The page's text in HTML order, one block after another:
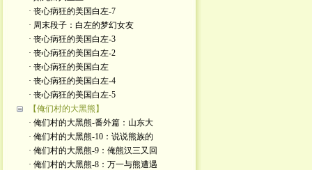
· 丧心病狂的美国白左-7
· 周末段子：白左的梦幻女友
· 丧心病狂的美国白左-3
· 丧心病狂的美国白左-2
· 丧心病狂的美国白左
· 丧心病狂的美国白左-4
· 丧心病狂的美国白左-5
【俺们村的大黑熊】
· 俺们村的大黑熊-番外篇：山东大
· 俺们村的大黑熊-10：说说熊族的
· 俺们村的大黑熊-9：俺熊汉三又回
· 俺们村的大黑熊-8：万一与熊遭遇